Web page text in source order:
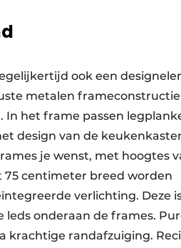
ook een
metalen
In het frame passen
design van de
je wenst, met hoogtes
75 centimeter breed worden
verlichting. Deze
onderaan de frames.
krachtige randafzuiging.